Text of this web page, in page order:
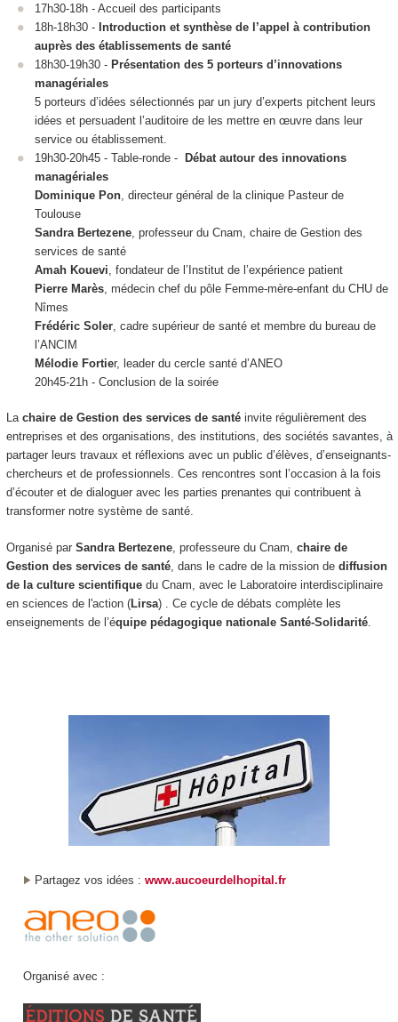
17h30-18h - Accueil des participants
18h-18h30 - Introduction et synthèse de l’appel à contribution
auprès des établissements de santé
18h30-19h30 - Présentation des 5 porteurs d’innovations
managériales
5 porteurs d’idées sélectionnés par un jury d’experts pitchent leurs
idées et persuadent l’auditoire de les mettre en œuvre dans leur
service ou établissement.
19h30-20h45 - Table-ronde - Débat autour des innovations
managériales
Dominique Pon , directeur général de la clinique Pasteur de
Toulouse
Sandra Bertezene , professeur du Cnam, chaire de Gestion des
services de santé
Amah Kouevi , fondateur de l’Institut de l’expérience patient
Pierre Marès , médecin chef du pôle Femme-mère-enfant du CHU de
Nîmes
Frédéric Soler , cadre supérieur de santé et membre du bureau de
l’ANCIM
Mélodie Fortier, leader du cercle santé d’ANEO
20h45-21h - Conclusion de la soirée
Lachaire de Gestion des services de santéinvite régulièrement des
entreprises et des organisations, des institutions, des sociétés savantes, à
partager leurs travaux et réflexions avec un public d’élèves, d’enseignants-
chercheurs et de professionnels. Ces rencontres sont l’occasion à la fois
d’écouter et de dialoguer avec les parties prenantes qui contribuent à
transformer notre système de santé.
Organisé par Sandra Bertezene, professeure du Cnam, chaire de
Gestion des services de santé, dans le cadre de la mission de diffusion
de la culture scientifiquedu Cnam, avec le Laboratoire interdisciplinaire
en sciences de l'action (Lirsa) . Ce cycle de débats complète les
enseignements de l’équipe pédagogique nationale Santé-Solidarité.
Partagez vos idées : www.aucoeurdelhopital.fr
Organisé avec :